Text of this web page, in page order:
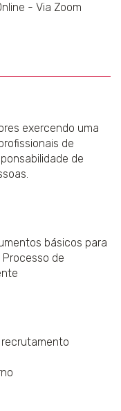
- Via Zoom
exercendo uma
de
de
básicos para
de